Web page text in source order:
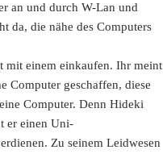
an und durch W-Lan und
da, die nähe des Computers
mit einem einkaufen. Ihr meint
Computer geschaffen, diese
Computer. Denn Hideki
er einen Uni-
Zu seinem Leidwesen